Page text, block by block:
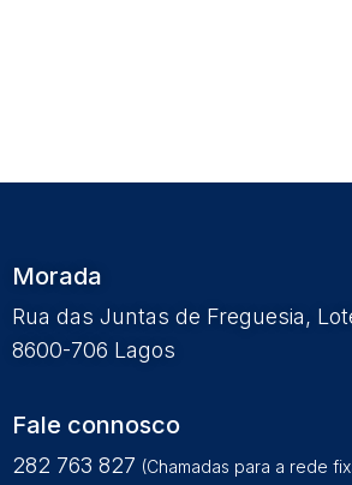
Morada
Rua das Juntas de Freguesia,
8600-706 Lagos
Fale connosco
282 763 827 (Chamadas para a rede